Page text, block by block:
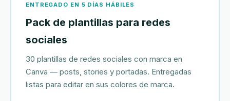
ENTREGADO EN 5 DÍAS HÁBILES
Pack de plantillas para redes
sociales
30 plantillas de redes sociales con marca en
Canva — posts, stories y portadas. Entregadas
listas para editar en sus colores de marca.